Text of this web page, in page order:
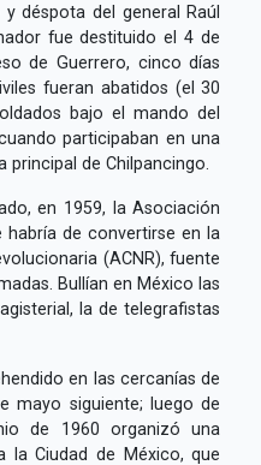
déspota del general Raúl
fue destituido el 4 de
de Guerrero, cinco días
fueran abatidos (el 30
bajo el mando del
participaban en una
de Chilpancingo.
en 1959, la Asociación
habría de convertirse en la
(ACNR), fuente
Bullían en México las
la de telegrafistas
en las cercanías de
mayo siguiente; luego de
de 1960 organizó una
la Ciudad de México, que